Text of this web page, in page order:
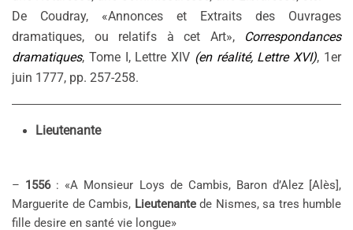
De Coudray, «Annonces et Extraits des Ouvrages
dramatiques, ou relatifs à cet Art»,
Correspondances
dramatiques, Tome I, Lettre XIV (en réalité, Lettre XVI), 1er
juin 1777, pp. 257-258.
Lieutenante
– 1556: «A Monsieur Loys de Cambis, Baron d’Alez [Alès],
Marguerite de Cambis, Lieutenantede Nismes, sa tres humble
fille desire en santé vie longue»